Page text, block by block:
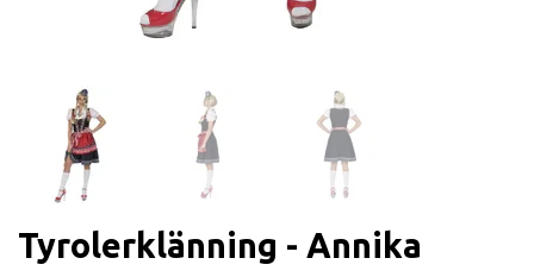
Tyrolerklänning - Annika